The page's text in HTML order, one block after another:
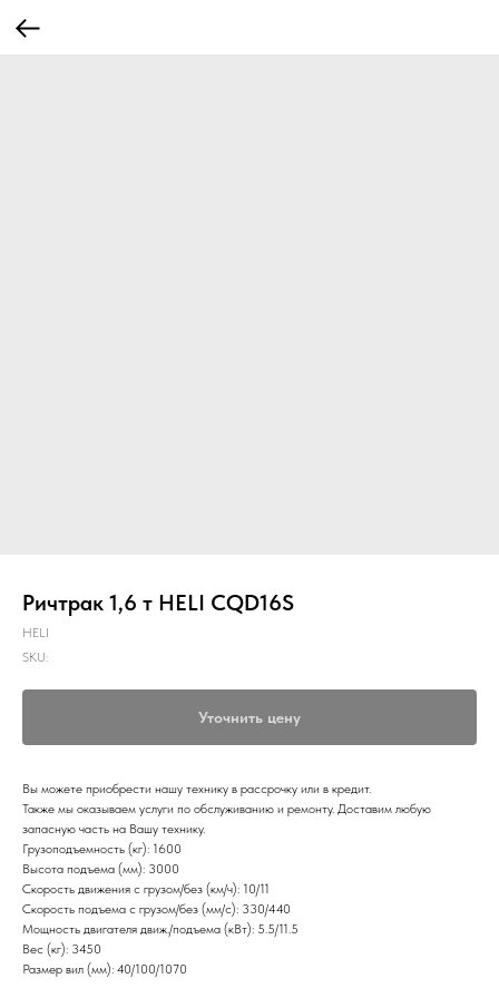
Ричтрак 1,6 т HELI CQD16S
HELI
SKU:
Уточнить цену
Вы можете приобрести нашу технику в рассрочку или в кредит.
Также мы оказываем услуги по обслуживанию и ремонту. Доставим любую
запасную часть на Вашу технику.
Грузоподъемность (кг): 1600
Высота подъема (мм): 3000
Скорость движения с грузом/без (км/ч): 10/11
Скорость подъема с грузом/без (мм/с): 330/440
Мощность двигателя движ./подъема (кВт): 5.5/11.5
Вес (кг): 3450
Размер вил (мм): 40/100/1070